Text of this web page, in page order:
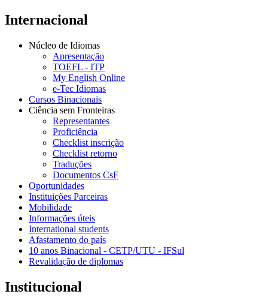
Internacional
Núcleo de Idiomas
Apresentação
TOEFL - ITP
My English Online
e-Tec Idiomas
Cursos Binacionais
Ciência sem Fronteiras
Representantes
Proficiência
Checklist inscrição
Checklist retorno
Traduções
Documentos CsF
Oportunidades
Instituições Parceiras
Mobilidade
Informações úteis
International students
Afastamento do país
10 anos Binacional - CETP/UTU - IFSul
Revalidação de diplomas
Institucional